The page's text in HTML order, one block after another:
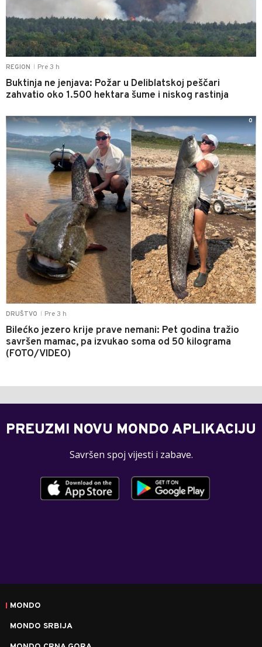
REGION Pre 3 h
Buktinja ne jenjava: Požar u Deliblatskoj peščari
zahvatio oko 1.500 hektara šume i niskog rastinja
DRUŠTVO Pre 3 h
Bilećko jezero krije prave nemani: Pet godina tražio
savršen mamac, pa izvukao soma od 50 kilograma
(FOTO/VIDEO)
0
PREUZMI NOVU MONDO APLIKACIJU
Savršen spoj vijesti i zabave.
MONDO
MONDO SRBIJA